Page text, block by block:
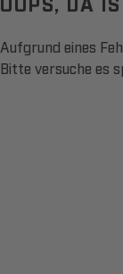
Aufgrund eines
Bitte versuche es